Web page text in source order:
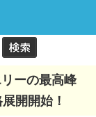
ーの最高峰
開開始！